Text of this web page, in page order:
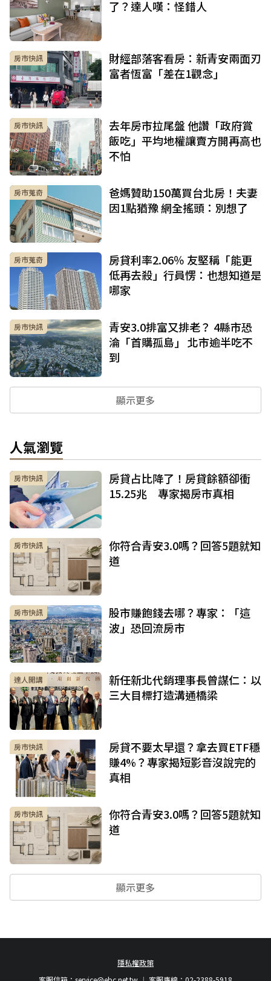
了？達人嘆：怪錯人
房市快訊
財經部落客看房：新青安兩面刃
富者恆富「差在1觀念」
房市快訊
去年房市拉尾盤 他讚「政府賞
飯吃」平均地權讓賣方開再高也
不怕
房市蒐奇
爸媽贊助150萬買台北房！夫妻
因1點猶豫 網全搖頭：別想了
房市蒐奇
房貸利率2.06％ 友堅稱「能更
低再去殺」行員愣：也想知道是
哪家
房市快訊
青安3.0排富又排老？ 4縣市恐
淪「首購孤島」 北市逾半吃不
到
顯示更多
人氣瀏覽
房市快訊
房貸占比降了！房貸餘額卻衝
15.25兆 專家揭房市真相
房市快訊
你符合青安3.0嗎？回答5題就知
道
房市快訊
股市賺飽錢去哪？專家：「這
波」恐回流房市
達人開講
新任新北代銷理事長曾謀仁：以
三大目標打造溝通橋梁
房市快訊
房貸不要太早還？拿去買ETF穩
賺4%？專家揭短影音沒說完的
真相
房市快訊
你符合青安3.0嗎？回答5題就知
道
顯示更多
隱私權政策